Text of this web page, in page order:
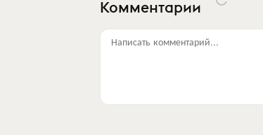
Комментарии
Написать комментарий...